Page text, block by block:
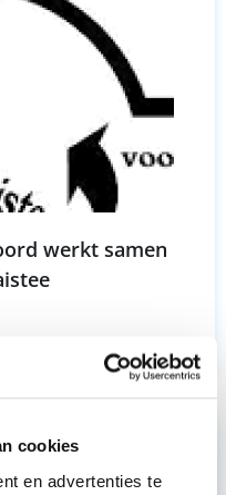
cookies
en advertenties te
werkt samen